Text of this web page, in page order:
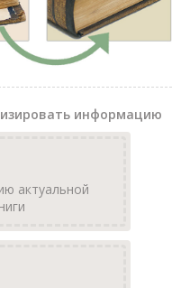
информацию
актуальной